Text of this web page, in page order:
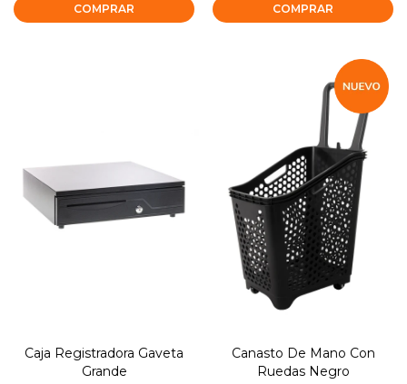
Caja Registradora Gaveta
Grande
Canasto De Mano Con
Ruedas Negro